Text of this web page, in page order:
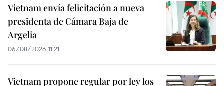
Vietnam envía felicitación a nueva
presidenta de Cámara Baja de
Argelia
06/08/2026 11:21
Vietnam propone regular por ley los